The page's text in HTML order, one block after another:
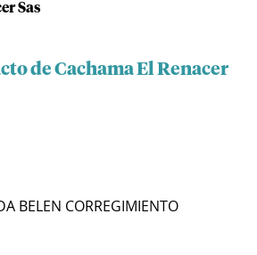
Sas
de Cachama El Renacer
BELEN CORREGIMIENTO